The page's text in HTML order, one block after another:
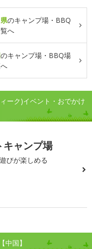
のキャンプ場・BBQ
へ
のキャンプ場・BBQ場
ーク)イベント・おでかけ
キャンプ場
びが楽しめる
国】